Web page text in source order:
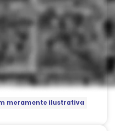
meramente ilustrativa